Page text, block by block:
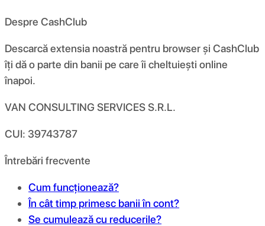
Despre CashClub
Descarcă extensia noastră pentru browser și CashClub
îți dă o parte din banii pe care îi cheltuiești online
înapoi.
VAN CONSULTING SERVICES S.R.L.
CUI: 39743787
Întrebări frecvente
Cum funcționează?
În cât timp primesc banii în cont?
Se cumulează cu reducerile?